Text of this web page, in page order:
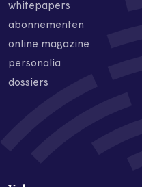
whitepapers
abonnementen
online magazine
personalia
dossiers